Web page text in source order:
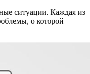
ситуации. Каждая из
о которой